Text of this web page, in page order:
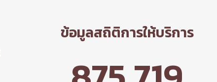
ข้อมูลสถิติการให้บริการ